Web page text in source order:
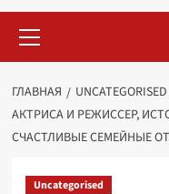
меню
ГЛАВНАЯ UNCATEGORISED
АКТРИСА И РЕЖИССЕР,
СЧАСТЛИВЫЕ СЕМЕЙНЫЕ
Uncategorised